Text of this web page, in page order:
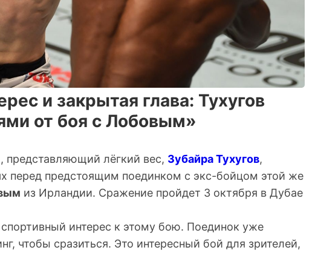
и закрытая глава: Тухугов
от боя с Лобовым»
лёгкий вес, Зубайра Тухугов,
перед предстоящим поединком с экс-бойцом этой же
из Ирландии. Сражение пройдет 3 октября в Дубае
интерес к этому бою. Поединок уже
чтобы сразиться. Это интересный бой для зрителей,